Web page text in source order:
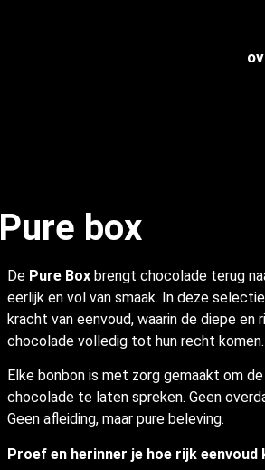
Pure box
De Pure Boxbrengt chocolade terug
eerlijk en vol van smaak. In deze
kracht van eenvoud, waarin de diepe en
chocolade volledig tot hun recht komen.
Elke bonbon is met zorg gemaakt om
chocolade te laten spreken. Geen
Geen afleiding, maar pure beleving.
Proef en herinner je hoe rijk eenvoud